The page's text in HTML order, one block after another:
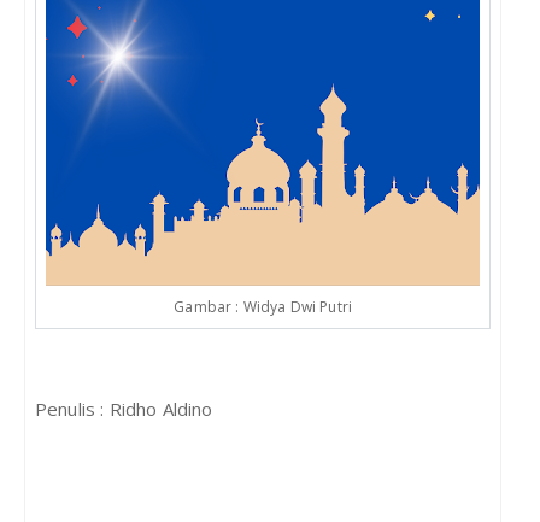
Gambar : Widya Dwi Putri
Penulis : Ridho Aldino